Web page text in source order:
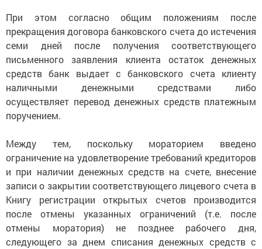
При этом согласно общим положениям после
прекращения договора банковского счета до истечения
семи дней после получения соответствующего
письменного заявления клиента остаток денежных
средств банк выдает с банковского счета клиенту
наличными денежными средствами либо
осуществляет перевод денежных средств платежным
поручением.
Между тем, поскольку мораторием введено
ограничение на удовлетворение требований кредиторов
и при наличии денежных средств на счете, внесение
записи о закрытии соответствующего лицевого счета в
Книгу регистрации открытых счетов производится
после отмены указанных ограничений (т.е. после
отмены моратория) не позднее рабочего дня,
следующего за днем списания денежных средств с